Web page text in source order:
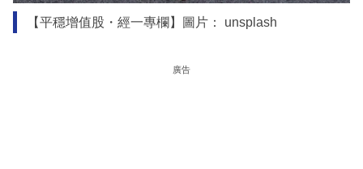
【平穩增值股・經一專欄】圖片： unsplash
廣告